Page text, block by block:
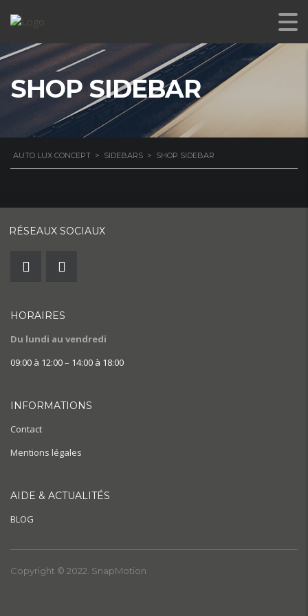
SHOP SIDEBAR
AUTO LUX CONCEPT > SIDEBARS > SHOP SIDEBAR
RÉSEAUX SOCIAUX
HORAIRES
Du lundi au vendredi
09:00 à 12:00 – 14:00 à 18:00
INFORMATIONS
Contact
Mentions légales
AIDE & ACTUALITÉS
BLOG
Copyright © 2022. SnapMotion